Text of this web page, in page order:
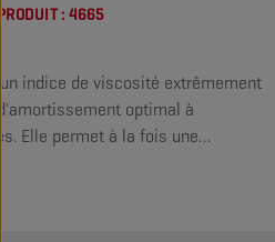
: 4665
indice de viscosité extrêmement
optimal à
Elle permet à la fois une
propriétés anticorrosion et anti-